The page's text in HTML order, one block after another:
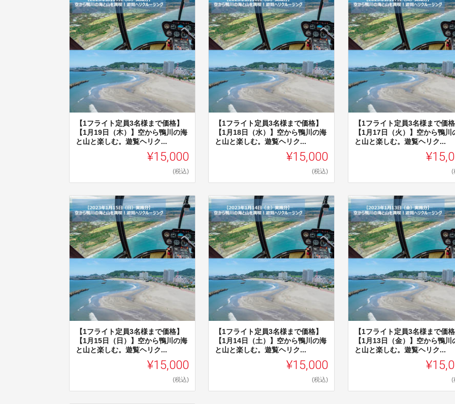
【1フライト定員3名様まで価格】
【1月19日（木）】空から鴨川の海
と山と楽しむ。遊覧ヘリク...
¥15,000
(税込)
【1フライト定員3名様まで価格】
【1月18日（水）】空から鴨川の海
と山と楽しむ。遊覧ヘリク...
¥15,000
(税込)
【1フライト定員3名様まで価
【1月17日（火）】空から鴨川
と山と楽しむ。遊覧ヘリク...
(
【1フライト定員3名様まで価格】
【1月15日（日）】空から鴨川の海
と山と楽しむ。遊覧ヘリク...
¥15,000
(税込)
【1フライト定員3名様まで価格】
【1月14日（土）】空から鴨川の海
と山と楽しむ。遊覧ヘリク...
¥15,000
(税込)
【1フライト定員3名様まで価
【1月13日（金）】空から鴨川
と山と楽しむ。遊覧ヘリク...
(